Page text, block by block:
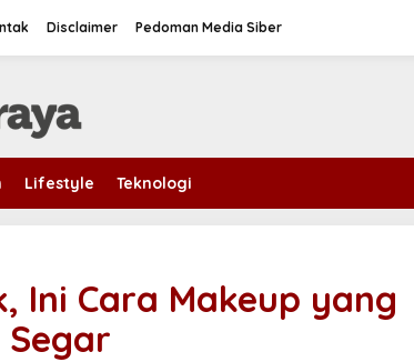
Disclaimer Pedoman Media Siber
Lifestyle Teknologi
Ini Cara Makeup yang